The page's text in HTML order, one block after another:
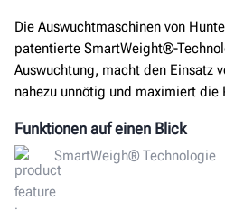
Die Auswuchtmaschinen von
patentierte SmartWeight®-
Auswuchtung, macht den Einsatz
nahezu unnötig und maximiert die
Funktionen auf einen Blick
SmartWeigh® Technologie